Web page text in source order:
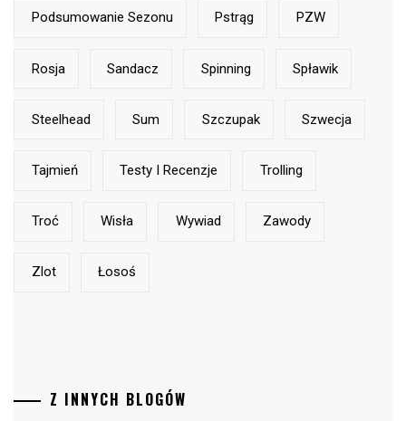
Podsumowanie Sezonu Pstrąg PZW
Rosja Sandacz Spinning Spławik
Steelhead Sum Szczupak Szwecja
Tajmień Testy I Recenzje Trolling
Troć Wisła Wywiad Zawody
Zlot Łosoś
Z INNYCH BLOGÓW